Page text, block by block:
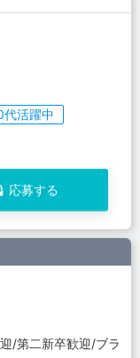
活躍中
応募する
/第二新卒歓迎/ブラ